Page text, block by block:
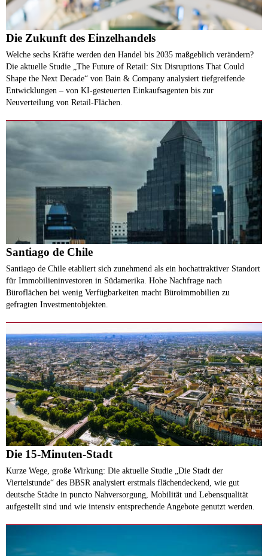
Die Zukunft des Einzelhandels
Welche sechs Kräfte werden den Handel bis 2035 maßgeblich verändern?
Die aktuelle Studie „The Future of Retail: Six Disruptions That Could
Shape the Next Decade“ von Bain & Company analysiert tiefgreifende
Entwicklungen – von KI-gesteuerten Einkaufsagenten bis zur
Neuverteilung von Retail-Flächen.
Santiago de Chile
Santiago de Chile etabliert sich zunehmend als ein hochattraktiver Standort
für Immobilieninvestoren in Südamerika. Hohe Nachfrage nach
Büroflächen bei wenig Verfügbarkeiten macht Büroimmobilien zu
gefragten Investmentobjekten.
Die 15-Minuten-Stadt
Kurze Wege, große Wirkung: Die aktuelle Studie „Die Stadt der
Viertelstunde“ des BBSR analysiert erstmals flächendeckend, wie gut
deutsche Städte in puncto Nahversorgung, Mobilität und Lebensqualität
aufgestellt sind und wie intensiv entsprechende Angebote genutzt werden.